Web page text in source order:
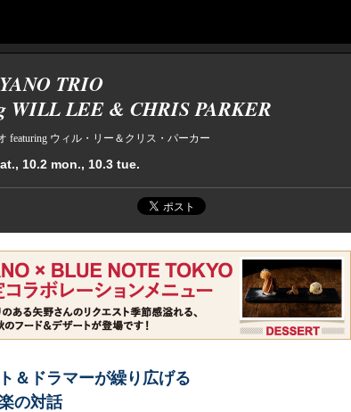
TRIO
WILL LEE & CHRIS PARKER
featuring ウィル・リー＆クリス・パーカー
10.2 mon., 10.3 tue.
＆ドラマーが繰り広げる
の対話